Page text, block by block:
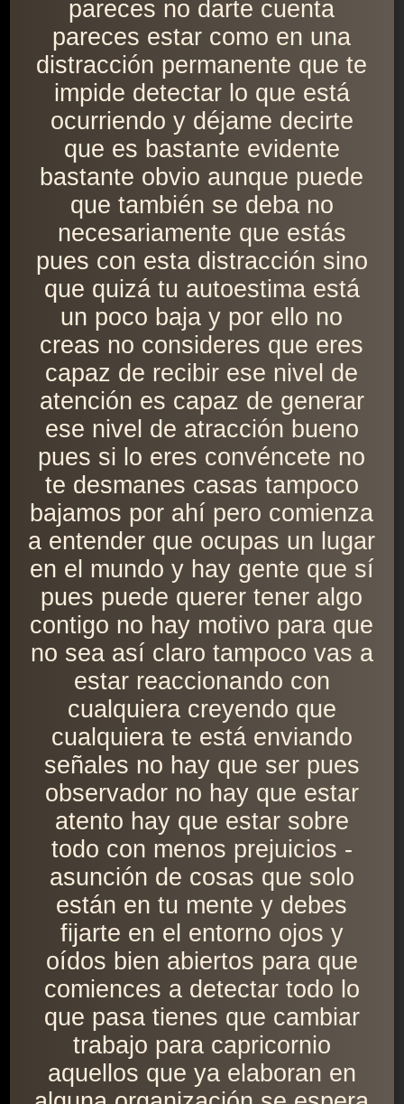
pareces no darte cuenta
pareces estar como en una
distracción permanente que te
impide detectar lo que está
ocurriendo y déjame decirte
que es bastante evidente
bastante obvio aunque puede
que también se deba no
necesariamente que estás
pues con esta distracción sino
que quizá tu autoestima está
un poco baja y por ello no
creas no consideres que eres
capaz de recibir ese nivel de
atención es capaz de generar
ese nivel de atracción bueno
pues si lo eres convéncete no
te desmanes casas tampoco
bajamos por ahí pero comienza
a entender que ocupas un lugar
en el mundo y hay gente que sí
pues puede querer tener algo
contigo no hay motivo para que
no sea así claro tampoco vas a
estar reaccionando con
cualquiera creyendo que
cualquiera te está enviando
señales no hay que ser pues
observador no hay que estar
atento hay que estar sobre
todo con menos prejuicios -
asunción de cosas que solo
están en tu mente y debes
fijarte en el entorno ojos y
oídos bien abiertos para que
comiences a detectar todo lo
que pasa tienes que cambiar
trabajo para capricornio
aquellos que ya elaboran en